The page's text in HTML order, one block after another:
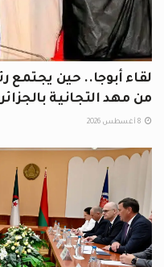
لقاء أبوجا.. حين يجتمع
من مهد التجانية بالجزائر
8 أغسطس 2026